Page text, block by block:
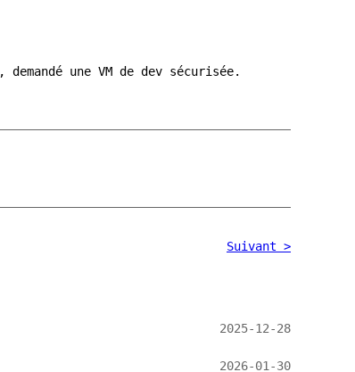
, demandé une VM de dev sécurisée.
Suivant >
2025-12-28
2026-01-30